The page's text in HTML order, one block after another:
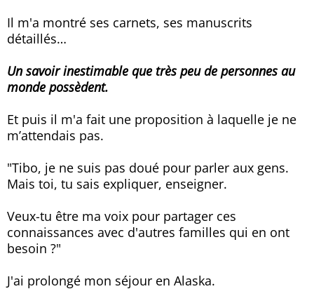
Il m'a montré ses carnets, ses manuscrits
détaillés…
Un savoir inestimable que très peu de personnes au
monde possèdent.
Et puis il m'a fait une proposition à laquelle je ne
m’attendais pas.
"Tibo, je ne suis pas doué pour parler aux gens.
Mais toi, tu sais expliquer, enseigner.
Veux-tu être ma voix pour partager ces
connaissances avec d'autres familles qui en ont
besoin ?"
J'ai prolongé mon séjour en Alaska.